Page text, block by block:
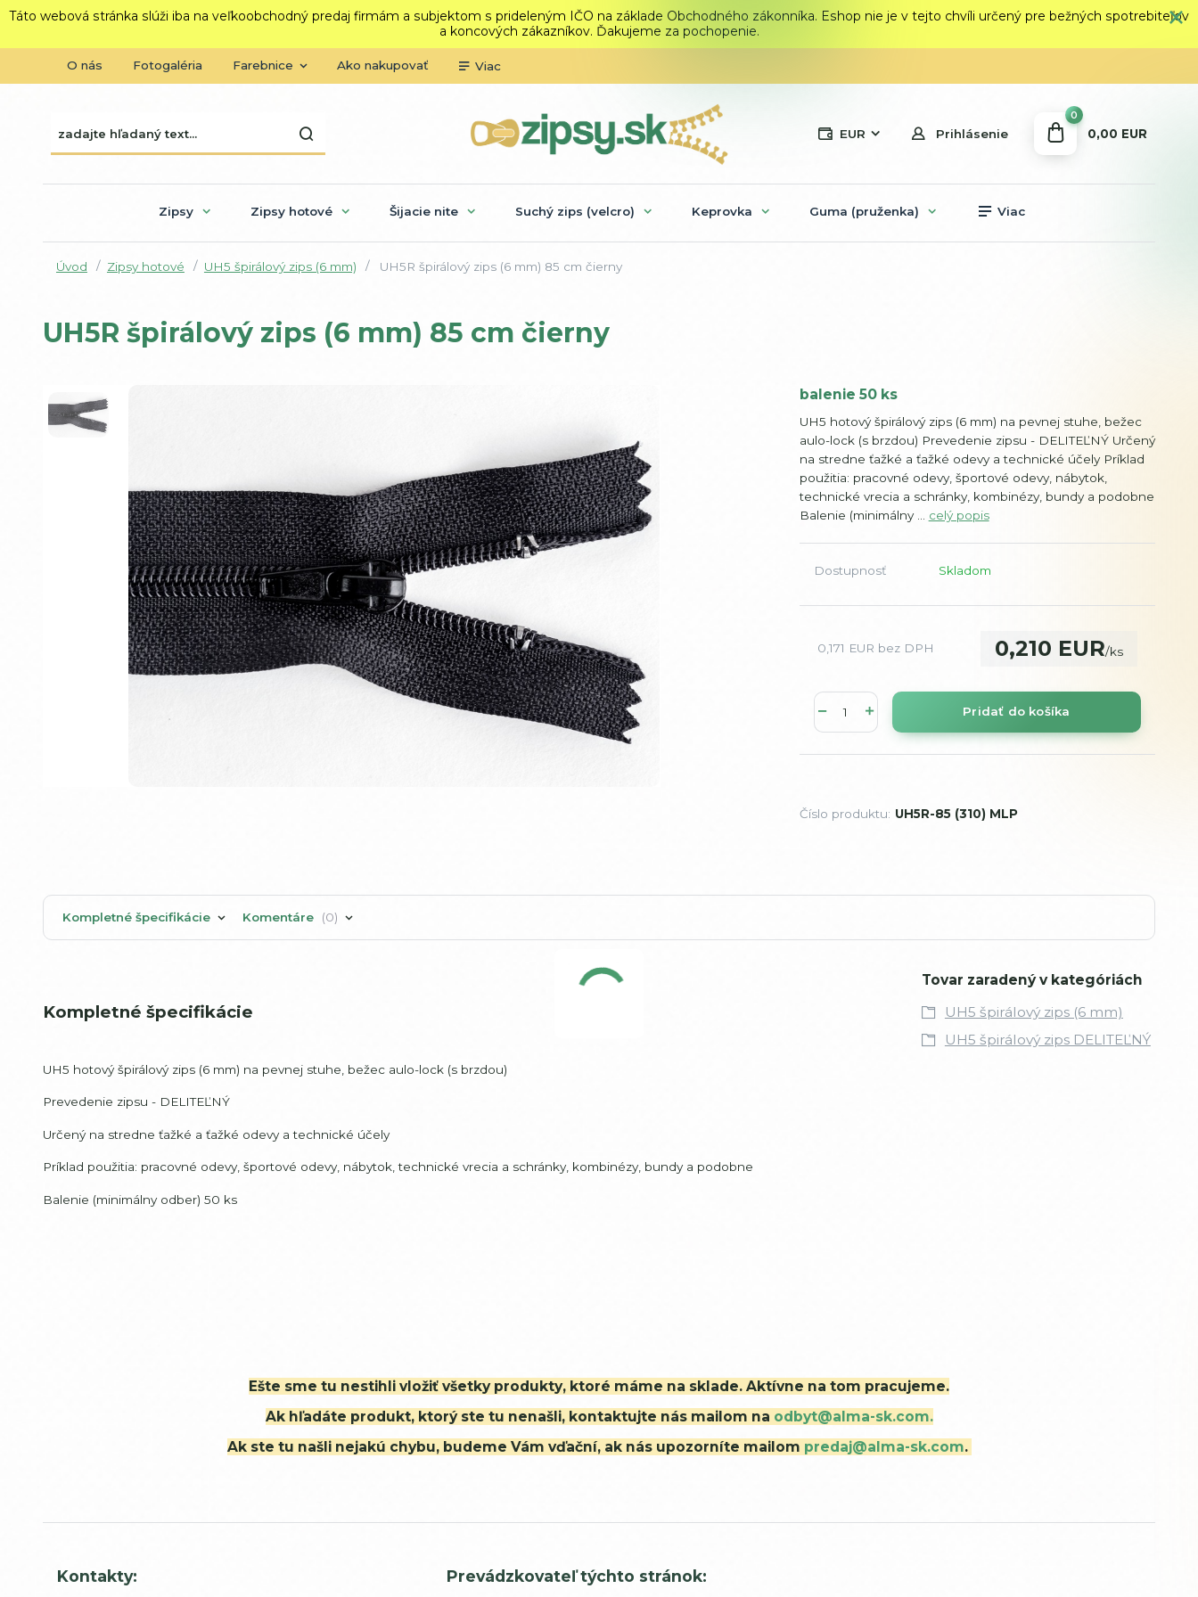
Táto webová stránka slúži iba na veľkoobchodný predaj firmám a subjektom s prideleným IČO na základe Obchodného zákonníka. Eshop nie je v tejto chvíli určený pre bežných spotrebiteľov
a koncových zákazníkov. Ďakujeme za pochopenie.
O nás Fotogaléria Farebnice Ako nakupovať Viac
EUR Prihlásenie
0
0,00 EUR
Zipsy Zipsy hotové Šijacie nite Suchý zips (velcro) Keprovka Guma (pruženka) Viac
Úvod Zipsy hotové UH5 špirálový zips (6 mm) UH5R špirálový zips (6 mm) 85 cm čierny
UH5R špirálový zips (6 mm) 85 cm čierny
balenie 50 ks
UH5 hotový špirálový zips (6 mm) na pevnej stuhe, bežec
aulo-lock (s brzdou) Prevedenie zipsu - DELITEĽNÝ Určený
na stredne ťažké a ťažké odevy a technické účely Príklad
použitia: pracovné odevy, športové odevy, nábytok,
technické vrecia a schránky, kombinézy, bundy a podobne
Balenie (minimálny ... celý popis
Dostupnosť Skladom
0,210 EUR/ks
0,171 EUR bez DPH
Pridať do košíka
Číslo produktu: UH5R-85 (310) MLP
Kompletné špecifikácie Komentáre 0
Kompletné špecifikácie
UH5 hotový špirálový zips (6 mm) na pevnej stuhe, bežec aulo-lock (s brzdou)
Prevedenie zipsu - DELITEĽNÝ
Určený na stredne ťažké a ťažké odevy a technické účely
Príklad použitia: pracovné odevy, športové odevy, nábytok, technické vrecia a schránky, kombinézy, bundy a podobne
Balenie (minimálny odber) 50 ks
Tovar zaradený v kategóriách
UH5 špirálový zips (6 mm)
UH5 špirálový zips DELITEĽNÝ
Ešte sme tu nestihli vložiť všetky produkty, ktoré máme na sklade. Aktívne na tom pracujeme.
Ak hľadáte produkt, ktorý ste tu nenašli, kontaktujte nás mailom na odbyt@alma-sk.com.
Ak ste tu našli nejakú chybu, budeme Vám vďační, ak nás upozorníte mailom predaj@alma-sk.com.
Kontakty: Prevádzkovateľ týchto stránok: